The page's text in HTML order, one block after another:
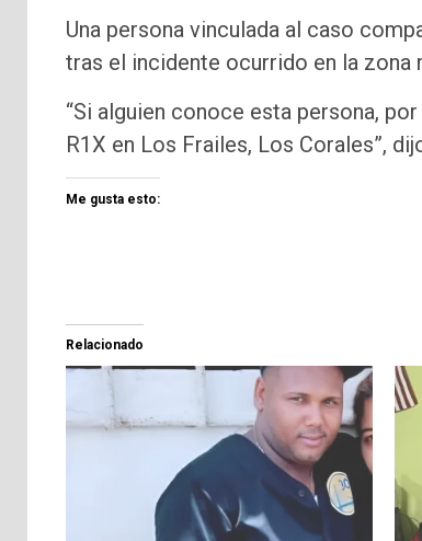
Una persona vinculada al caso
tras el incidente ocurrido en la zona
“Si alguien conoce esta persona,
R1X en Los Frailes, Los Corales”,
Me gusta esto:
Relacionado